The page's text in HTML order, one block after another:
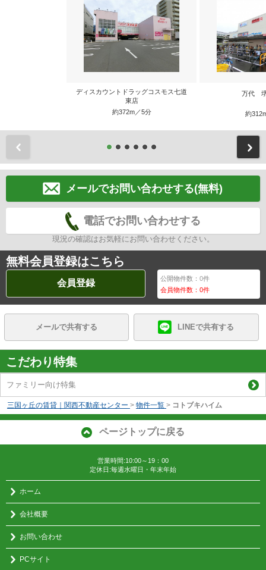
ディスカウントドラッグコスモス七道
東店
約372m／5分
万代
約
メールでお問い合わせする(無料)
電話でお問い合わせする
現況の確認はお気軽にお問い合わせください。
無料会員登録はこちら
会員登録 公開物件数：0件
会員物件数：0件
メールで共有する LINEで共有する
こだわり特集
ファミリー向け特集
三国ヶ丘の賃貸｜関西不動産センター > 物件一覧 > コトブキハイム
ページトップに戻る
営業時間:10:00～19：00
定休日:毎週水曜日・年末年始
ホーム
会社概要
お問い合わせ
PCサイト